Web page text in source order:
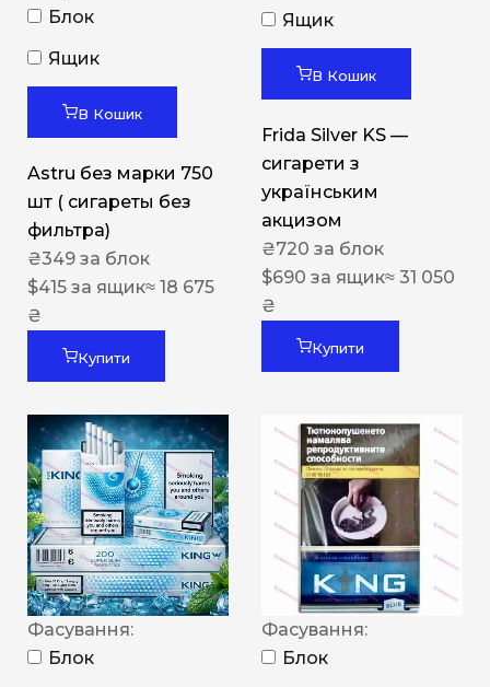
Блок
Ящик
В Кошик
Astru без марки 750
шт ( сигареты без
фильтра)
₴349 за блок
$415 за ящик≈ 18 675
₴
Купити
Ящик
В Кошик
Frida Silver KS —
сигарети з
українським
акцизом
₴720 за блок
$690 за ящик≈ 31 050
₴
Купити
Фасування:
Блок
Фасування:
Блок